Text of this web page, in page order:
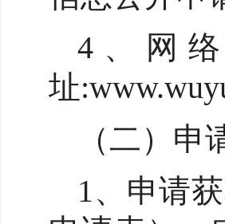
4、网
址
（二）申
1、申请